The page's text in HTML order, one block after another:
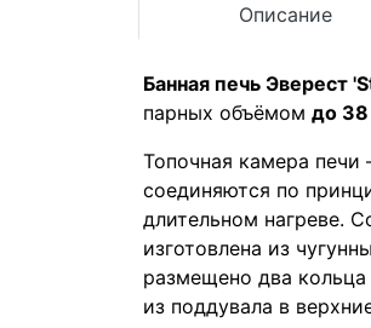
Описание
Банная печь Эверест
парных объёмом до 38
Топочная камера
соединяются по
длительном нагреве.
изготовлена из
размещено два
из поддувала в